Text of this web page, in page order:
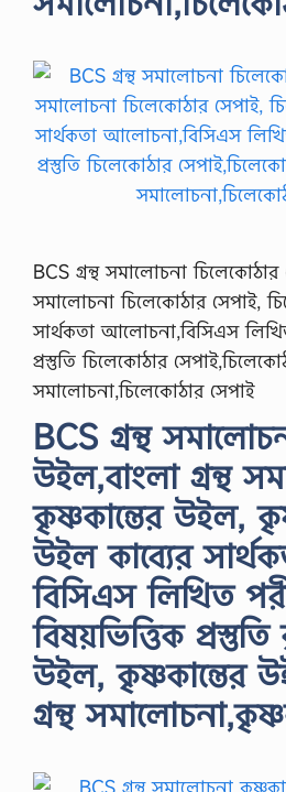
BCS গ্রন্থ সমালোচনা চিলেকোঠার
সমালোচনা চিলেকোঠার সেপাই,
সার্থকতা আলোচনা,বিসিএস
প্রস্তুতি চিলেকোঠার
সমালোচনা,চিলেকোঠার সেপাই
BCS গ্রন্থ
উইল,বাংলা গ্রন্থ
কৃষ্ণকান্তের উইল,
উইল কাব্যের
বিসিএস লিখিত
বিষয়ভিত্তিক প্রস্তুতি
উইল, কৃষ্ণকান্তের
গ্রন্থ